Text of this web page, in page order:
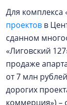
Для комплекса
проектов в
сданном
«Лиговский
продаже
от 7 млн
дорогих
коммерция») –